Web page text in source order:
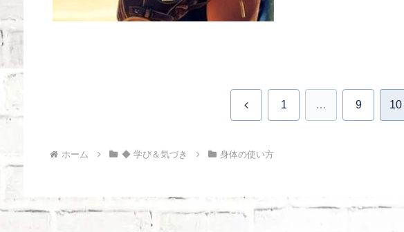
前 1 … 9 10
ホーム ◆ 学び＆気づき 身体の使い方